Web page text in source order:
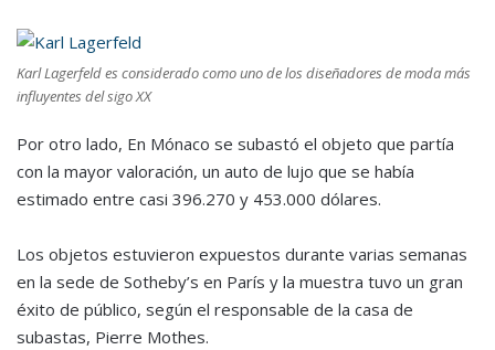
Karl Lagerfeld es considerado como uno de los diseñadores de moda más
influyentes del sigo XX
Por otro lado, En Mónaco se subastó el objeto que partía
con la mayor valoración, un auto de lujo que se había
estimado entre casi 396.270 y 453.000 dólares.
Los objetos estuvieron expuestos durante varias semanas
en la sede de Sotheby’s en París y la muestra tuvo un gran
éxito de público, según el responsable de la casa de
subastas, Pierre Mothes.